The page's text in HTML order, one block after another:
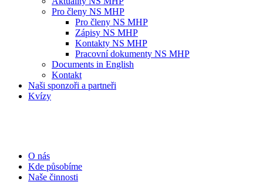
Pro členy NS MHP
Pro členy NS MHP
Zápisy NS MHP
Kontakty NS MHP
Pracovní dokumenty NS MHP
Documents in English
Kontakt
Naši sponzoři a partneři
Kvízy
O nás
Kde působíme
Naše činnosti